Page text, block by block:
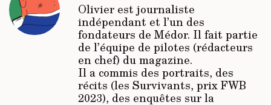
Olivier est journaliste
indépendant et l’un des
fondateurs de Médor. Il fait partie
de l’équipe de pilotes (rédacteurs
en chef) du magazine.
Il a commis des portraits, des
récits (les Survivants, prix FWB
2023), des enquêtes sur la